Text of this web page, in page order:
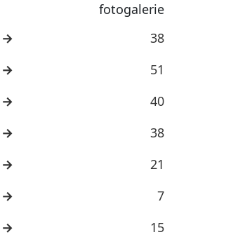
fotogalerie
38
51
40
38
21
7
15